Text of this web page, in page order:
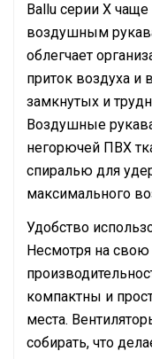
Ballu серии X
воздушным
облегчает
приток воздуха и
замкнутых и
Воздушные
негорючей ПВХ
спиралью для
максимального
Удобство
Несмотря на
компактны и
места.
собирать, что